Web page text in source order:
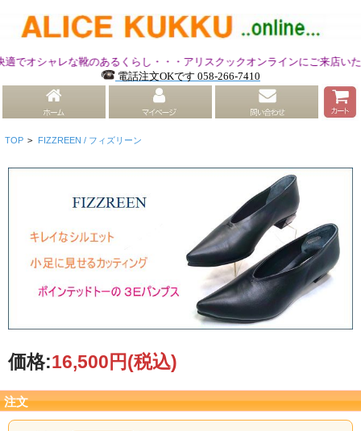
レな靴のあるくらし・・・アリスクックオンラインにご来店いただき
電話注文OKです 058-266-7410
TOP > FIZZREEN / フィズリーン
価格:16,500円(税込)
注文